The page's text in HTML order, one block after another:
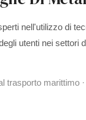
nell'utilizzo di
utenti nei settori
trasporto marittimo